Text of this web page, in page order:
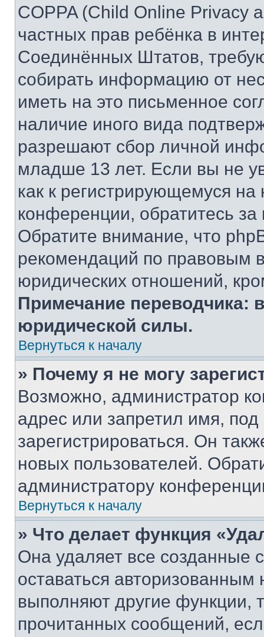
COPPA (Child Online Privacy
частных прав ребёнка в
Соединённых Штатов,
собирать информацию от
иметь на это письменное
наличие иного вида
разрешают сбор личной
младше 13 лет. Если вы не
как к регистрирующемуся
конференции, обратитесь
Обратите внимание, что
рекомендаций по правовым
юридических отношений,
Примечание переводчика:
юридической силы.
Вернуться к началу
» Почему я не могу
Возможно, администратор
адрес или запретил имя,
зарегистрироваться. Он
новых пользователей.
администратору
Вернуться к началу
» Что делает функция
Она удаляет все созданные
оставаться
выполняют другие функции,
прочитанных сообщений,